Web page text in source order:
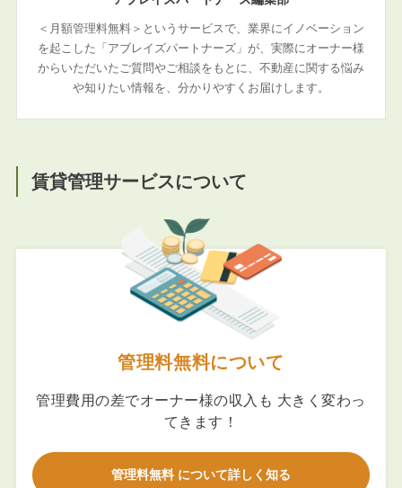
＜月額管理料無料＞というサービスで、業界にイノベーション
を起こした「アブレイズパートナーズ」が、実際にオーナー様
からいただいたご質問やご相談をもとに、不動産に関する悩み
や知りたい情報を、分かりやすくお届けします。
賃貸管理サービスについて
管理料無料について
管理費用の差でオーナー様の収入も 大きく変わっ
てきます！
管理料無料 について詳しく知る